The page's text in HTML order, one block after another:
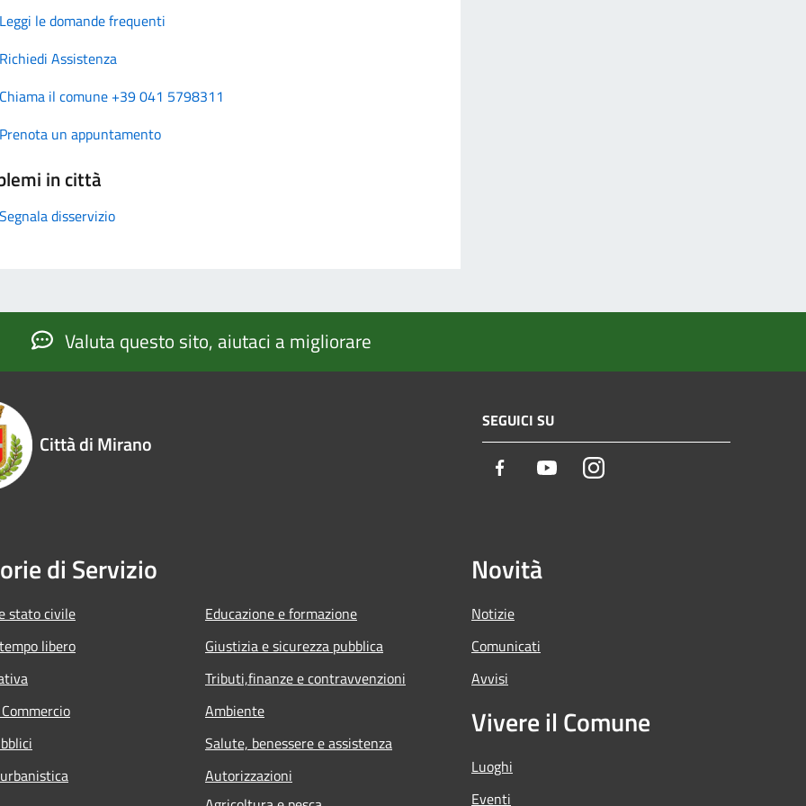
Leggi le domande frequenti
Richiedi Assistenza
Chiama il comune +39 041 5798311
Prenota un appuntamento
in città
Segnala disservizio
Valuta questo sito, aiutaci a migliorare
Città di Mirano
SEGUICI SU
Facebook YoutubeInstagram
di Servizio
stato civile
libero
Educazione e formazione
Giustizia e sicurezza pubblica
Tributi,finanze e contravvenzioni
Ambiente
Salute, benessere e assistenza
Autorizzazioni
Novità
Notizie
Comunicati
Avvisi
Vivere il Comune
Luoghi
Eventi